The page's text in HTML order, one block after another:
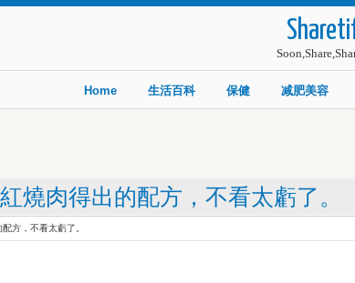
Home 生活百科 保健 减肥美容
燒肉得出的配方，不看太虧了。
方，不看太虧了。